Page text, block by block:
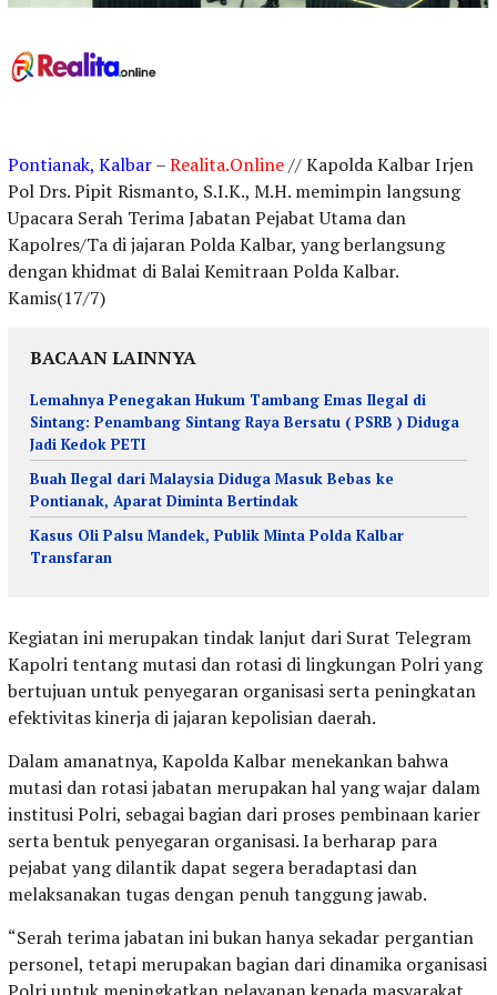
Pontianak, Kalbar–Realita.Online// Kapolda Kalbar Irjen
Pol Drs. Pipit Rismanto, S.I.K., M.H. memimpin langsung
Upacara Serah Terima Jabatan Pejabat Utama dan
Kapolres/Ta di jajaran Polda Kalbar, yang berlangsung
dengan khidmat di Balai Kemitraan Polda Kalbar.
Kamis(17/7)
BACAAN LAINNYA
Lemahnya Penegakan Hukum Tambang Emas Ilegal di
Sintang: Penambang Sintang Raya Bersatu ( PSRB ) Diduga
Jadi Kedok PETI
Buah Ilegal dari Malaysia Diduga Masuk Bebas ke
Pontianak, Aparat Diminta Bertindak
Kasus Oli Palsu Mandek, Publik Minta Polda Kalbar
Transfaran
Kegiatan ini merupakan tindak lanjut dari Surat Telegram
Kapolri tentang mutasi dan rotasi di lingkungan Polri yang
bertujuan untuk penyegaran organisasi serta peningkatan
efektivitas kinerja di jajaran kepolisian daerah.
Dalam amanatnya, Kapolda Kalbar menekankan bahwa
mutasi dan rotasi jabatan merupakan hal yang wajar dalam
institusi Polri, sebagai bagian dari proses pembinaan karier
serta bentuk penyegaran organisasi. Ia berharap para
pejabat yang dilantik dapat segera beradaptasi dan
melaksanakan tugas dengan penuh tanggung jawab.
“Serah terima jabatan ini bukan hanya sekadar pergantian
personel, tetapi merupakan bagian dari dinamika organisasi